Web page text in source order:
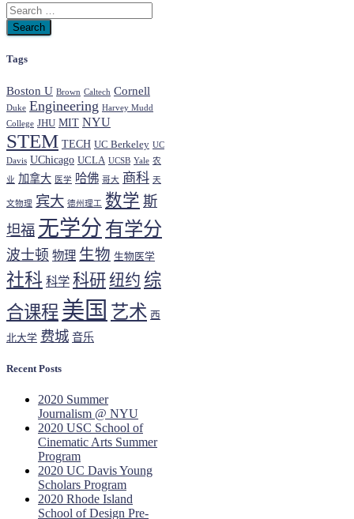
Tags
Boston U Brown Caltech Cornell
Duke Engineering Harvey Mudd
College JHU MIT NYU
STEM TECH UC Berkeley UC
Davis UChicago UCLA UCSB Yale 农
业 加拿大 医学 哈佛 哥大 商科 天
文物理 宾大 德州理工 数学 斯
坦福 无学分 有学分
波士顿 物理 生物 生物医学
社科 科学 科研纽约 综
合课程 美国 艺术 西
北大学 费城 音乐
Recent Posts
2020 Summer
Journalism @ NYU
2020 USC School of
Cinematic Arts Summer
Program
2020 UC Davis Young
Scholars Program
2020 Rhode Island
School of Design Pre-